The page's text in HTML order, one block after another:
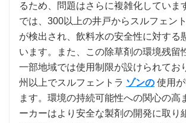
るため、問題はさらに複雑化していま
では、300以上の井戸からスルフェン
が検出され、飲料水の安全性に対する
います。また、この除草剤の環境残留
一部地域では使用制限が設けられてお
州以上でスルフェントラ ゾンの 使用
ます。環境の持続可能性への関心の高
ーカーはより安全な製剤の開発に取り